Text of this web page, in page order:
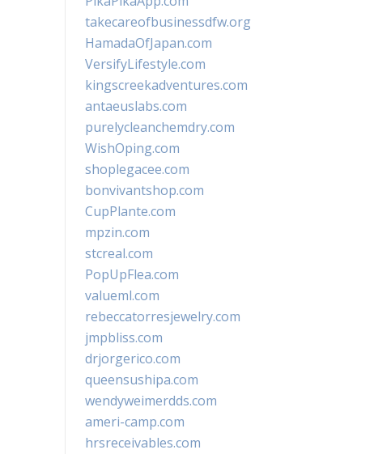
takecareofbusinessdfw.org
HamadaOfJapan.com
VersifyLifestyle.com
kingscreekadventures.com
antaeuslabs.com
purelycleanchemdry.com
WishOping.com
shoplegacee.com
bonvivantshop.com
CupPlante.com
mpzin.com
stcreal.com
PopUpFlea.com
valueml.com
rebeccatorresjewelry.com
jmpbliss.com
drjorgerico.com
queensushipa.com
wendyweimerdds.com
ameri-camp.com
hrsreceivables.com